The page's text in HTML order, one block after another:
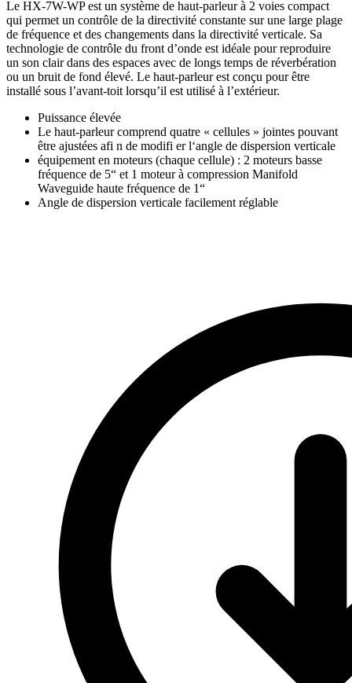
Le HX-7W-WP est un système de haut-parleur à 2 voies compact
qui permet un contrôle de la directivité constante sur une large plage
de fréquence et des changements dans la directivité verticale. Sa
technologie de contrôle du front d’onde est idéale pour reproduire
un son clair dans des espaces avec de longs temps de réverbération
ou un bruit de fond élevé. Le haut-parleur est conçu pour être
installé sous l’avant-toit lorsqu’il est utilisé à l’extérieur.
Puissance élevée
Le haut-parleur comprend quatre « cellules » jointes pouvant
être ajustées afi n de modifi er l‘angle de dispersion verticale
équipement en moteurs (chaque cellule) : 2 moteurs basse
fréquence de 5“ et 1 moteur à compression Manifold
Waveguide haute fréquence de 1“
Angle de dispersion verticale facilement réglable